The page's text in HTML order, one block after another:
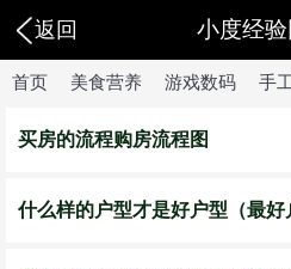
返回 小度经验
首页 美食营养 游戏数码 手
买房的流程购房流程图
什么样的户型才是好户型（最好